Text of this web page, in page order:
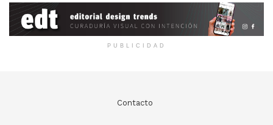
PUBLICIDAD
Contacto